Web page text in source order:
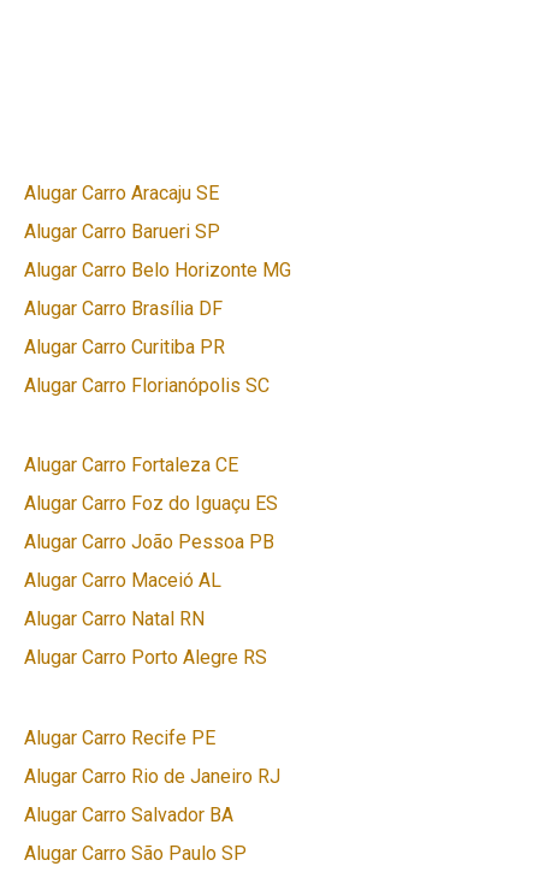
Alugar Carro Aracaju SE
Alugar Carro Barueri SP
Alugar Carro Belo Horizonte MG
Alugar Carro Brasília DF
Alugar Carro Curitiba PR
Alugar Carro Florianópolis SC
Alugar Carro Fortaleza CE
Alugar Carro Foz do Iguaçu ES
Alugar Carro João Pessoa PB
Alugar Carro Maceió AL
Alugar Carro Natal RN
Alugar Carro Porto Alegre RS
Alugar Carro Recife PE
Alugar Carro Rio de Janeiro RJ
Alugar Carro Salvador BA
Alugar Carro São Paulo SP